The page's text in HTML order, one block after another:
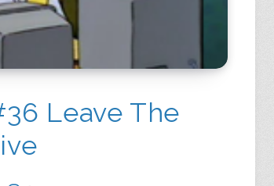
Leave The